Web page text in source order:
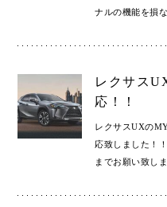
ナルの機能を損
レクサス
応！！
レクサスUXの
応致しました！
までお願い致しま